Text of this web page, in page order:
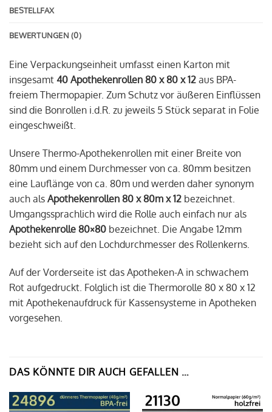
BESTELLFAX
BEWERTUNGEN (0)
Eine Verpackungseinheit umfasst einen Karton mit
insgesamt 40 Apothekenrollen 80 x 80 x 12 aus BPA-
freiem Thermopapier. Zum Schutz vor äußeren Einflüssen
sind die Bonrollen i.d.R. zu jeweils 5 Stück separat in Folie
eingeschweißt.
Unsere Thermo-Apothekenrollen mit einer Breite von
80mm und einem Durchmesser von ca. 80mm besitzen
eine Lauflänge von ca. 80m und werden daher synonym
auch als Apothekenrollen 80 x 80m x 12 bezeichnet.
Umgangssprachlich wird die Rolle auch einfach nur als
Apothekenrolle 80×80 bezeichnet. Die Angabe 12mm
bezieht sich auf den Lochdurchmesser des Rollenkerns.
Auf der Vorderseite ist das Apotheken-A in schwachem
Rot aufgedruckt. Folglich ist die Thermorolle 80 x 80 x 12
mit Apothekenaufdruck für Kassensysteme in Apotheken
vorgesehen.
DAS KÖNNTE DIR AUCH GEFALLEN …